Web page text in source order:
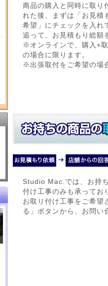
商品の購入と同時に取り
れた後、まずは「お見積
希望」にチェックを入れ
追って、お見積もり総額
※オンラインで、購入+
の場合に限ります。
※出張取付をご希望の場
Studio Mac.では、お持
付け工事のみも承ってお
お取り付け工事をご希望
る」ボタンから、お問い